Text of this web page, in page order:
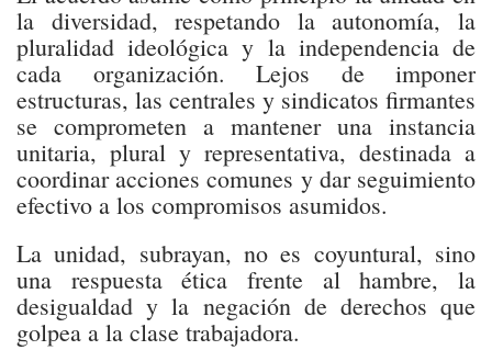
la diversidad, respetando la autonomía, la
pluralidad ideológica y la independencia de
cada organización. Lejos de imponer
estructuras, las centrales y sindicatos firmantes
se comprometen a mantener una instancia
unitaria, plural y representativa, destinada a
coordinar acciones comunes y dar seguimiento
efectivo a los compromisos asumidos.
La unidad, subrayan, no es coyuntural, sino
una respuesta ética frente al hambre, la
desigualdad y la negación de derechos que
golpea a la clase trabajadora.